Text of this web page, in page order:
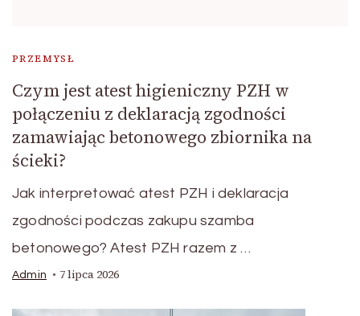
PRZEMYSŁ
Czym jest atest higieniczny PZH w
połączeniu z deklaracją zgodności
zamawiając betonowego zbiornika na
ścieki?
Jak interpretować atest PZH i deklaracja
zgodności podczas zakupu szamba
betonowego? Atest PZH razem z …
Admin 7 lipca 2026